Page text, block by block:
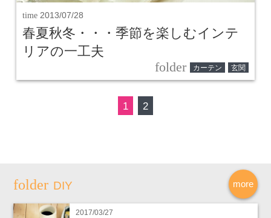
time 2013/07/28
春夏秋冬・・・季節を楽しむインテ
リアの一工夫
folder カーテン 玄関
1 2
more
DIY
2017/03/27